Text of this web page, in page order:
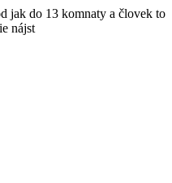
jak do 13 komnaty a človek to
nájst